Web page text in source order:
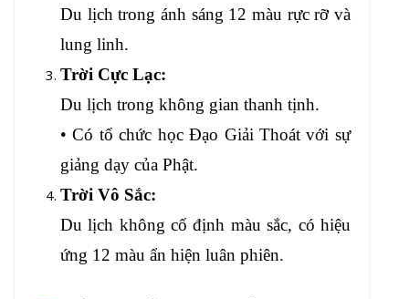
Du lịch trong ánh sáng 12 màu rực rỡ và
lung linh.
Trời Cực Lạc:
Du lịch trong không gian thanh tịnh.
• Có tổ chức học Đạo Giải Thoát với sự
giảng dạy của Phật.
Trời Vô Sắc:
Du lịch không cố định màu sắc, có hiệu
ứng 12 màu ẩn hiện luân phiên.